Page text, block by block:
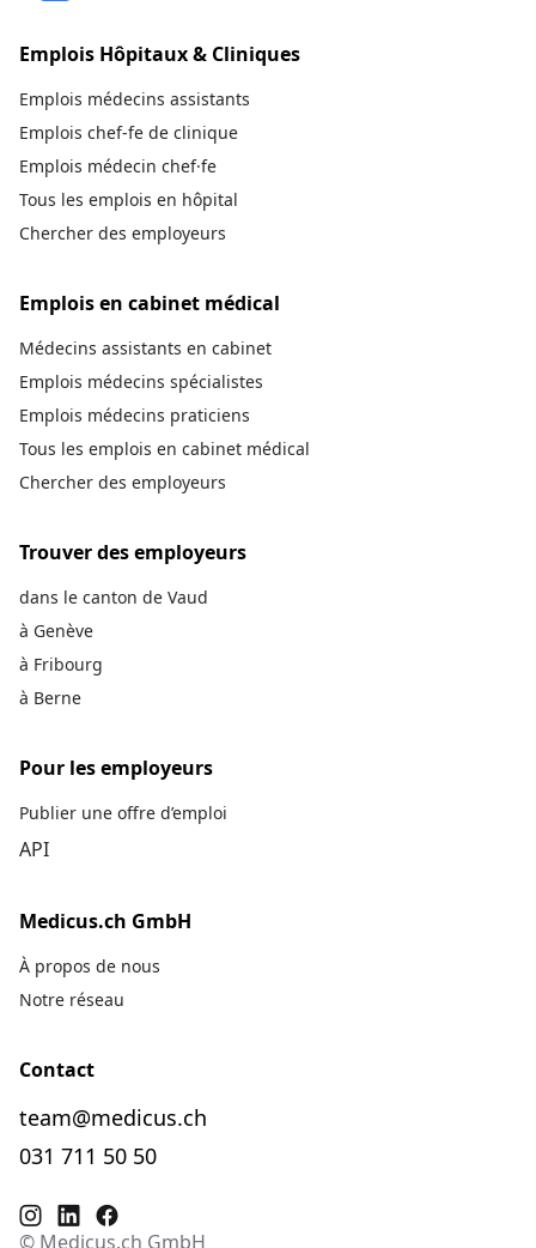
Emplois Hôpitaux & Cliniques
Emplois médecins assistants
Emplois chef-fe de clinique
Emplois médecin chef·fe
Tous les emplois en hôpital
Chercher des employeurs
Emplois en cabinet médical
Médecins assistants en cabinet
Emplois médecins spécialistes
Emplois médecins praticiens
Tous les emplois en cabinet médical
Chercher des employeurs
Trouver des employeurs
dans le canton de Vaud
à Genève
à Fribourg
à Berne
Pour les employeurs
Publier une offre d’emploi
API
Medicus.ch GmbH
À propos de nous
Notre réseau
Contact
team@medicus.ch
031 711 50 50
© Medicus.ch GmbH